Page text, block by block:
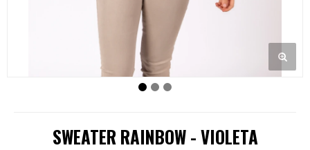
SWEATER RAINBOW - VIOLETA